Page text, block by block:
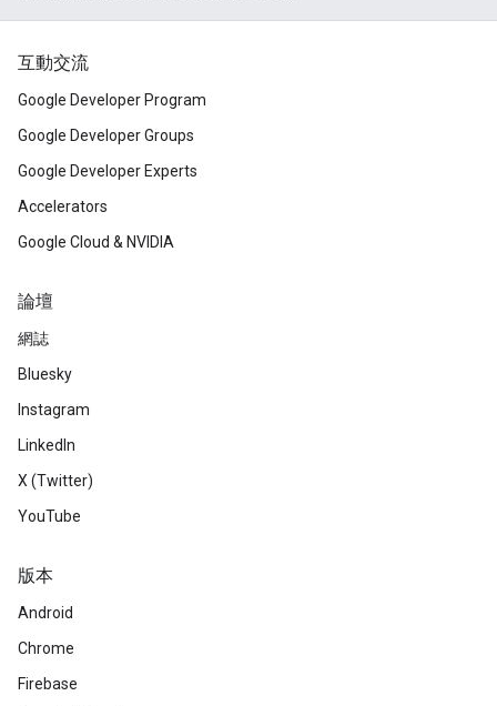
互動交流
Google Developer Program
Google Developer Groups
Google Developer Experts
Accelerators
Google Cloud & NVIDIA
論壇
網誌
Bluesky
Instagram
LinkedIn
X (Twitter)
YouTube
版本
Android
Chrome
Firebase